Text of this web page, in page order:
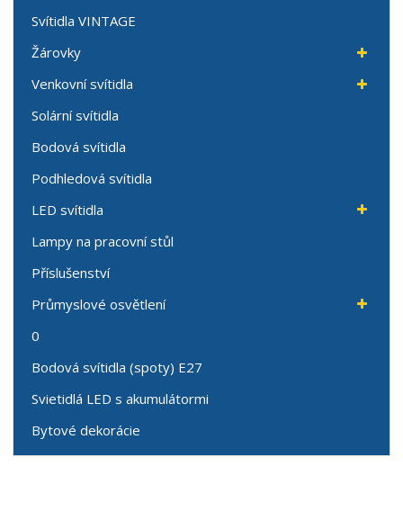
Svítidla VINTAGE
Žárovky
Venkovní svítidla
Solární svítidla
Bodová svítidla
Podhledová svítidla
LED svítidla
Lampy na pracovní stůl
Příslušenství
Průmyslové osvětlení
0
Bodová svítidla (spoty) E27
Svietidlá LED s akumulátormi
Bytové dekorácie